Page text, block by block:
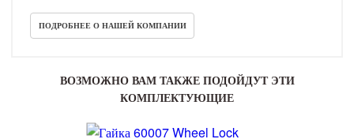
ПОДРОБНЕЕ О НАШЕЙ КОМПАНИИ
ВОЗМОЖНО ВАМ ТАКЖЕ ПОДОЙДУТ ЭТИ
КОМПЛЕКТУЮЩИЕ